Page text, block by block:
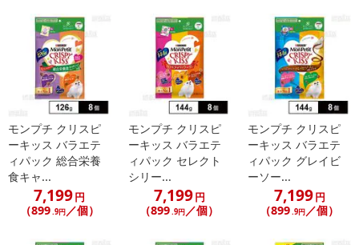
さい。
発送日カレンダー
モンプチ クリスピ
ーキッス バラエテ
ィパック 総合栄養
食キャ...
7,199円
（899.9円／個）
モンプチ クリスピ
ーキッス バラエテ
ィパック セレクト
シリー...
7,199円
（899.9円／個）
モンプチ クリスピ
ーキッス バラエテ
ィパック グレイビ
ーソー...
7,199円
（899.9円／個）